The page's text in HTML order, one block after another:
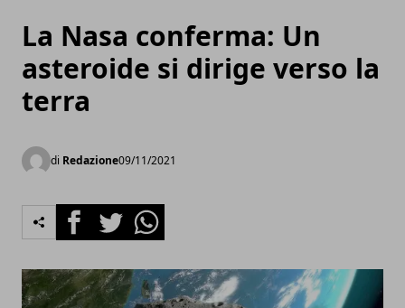
La Nasa conferma: Un
asteroide si dirige verso la
terra
di Redazione09/11/2021
FacebookTwitterWhatsapp